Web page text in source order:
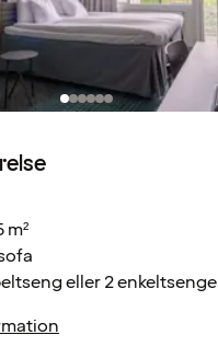
m²
eller 2 enkeltsenge